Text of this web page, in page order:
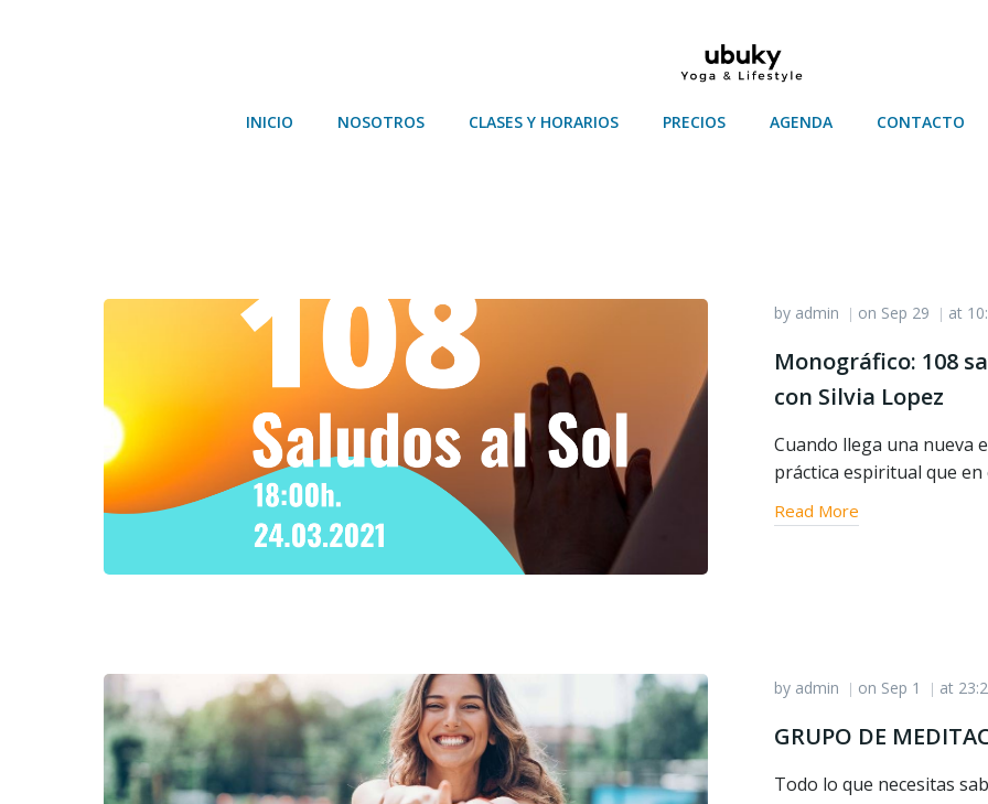
INICIO NOSOTROS CLASES Y HORARIOS PRECIOS AGENDA CONTACTO
by admin | on Sep 29 | at
Monográfico: 108
con Silvia Lopez
Cuando llega una nueva
práctica espiritual que
Read More
by admin | on Sep 1 | at
GRUPO DE
Todo lo que necesitas